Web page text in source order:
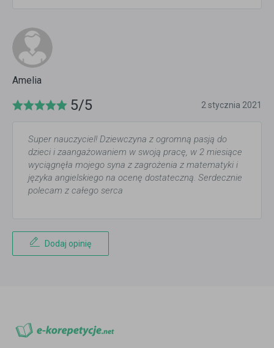
Amelia
5/5 2 stycznia 2021
Super nauczyciel! Dziewczyna z ogromną pasją do
dzieci i zaangażowaniem w swoją pracę, w 2 miesiące
wyciągnęła mojego syna z zagrożenia z matematyki i
języka angielskiego na ocenę dostateczną. Serdecznie
polecam z całego serca
Dodaj opinię